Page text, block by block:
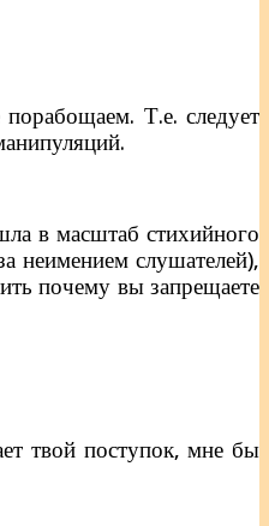
Т.е. следует
в масштаб стихийного
неимением слушателей),
почему вы запрещаете
твой поступок, мне бы